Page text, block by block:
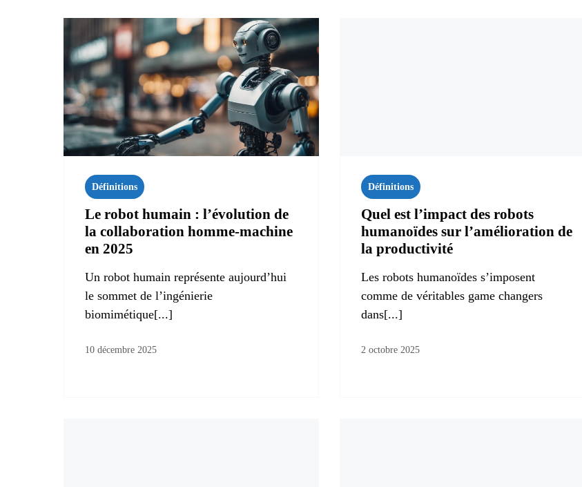
Définitions
Le robot humain : l’évolution de
la collaboration homme-machine
en 2025
Un robot humain représente aujourd’hui
le sommet de l’ingénierie
biomimétique[...]
10 décembre 2025
Définitions
Quel est l’impact des robots
humanoïdes sur l’amélioration de
la productivité
Les robots humanoïdes s’imposent
comme de véritables game changers
dans[...]
2 octobre 2025